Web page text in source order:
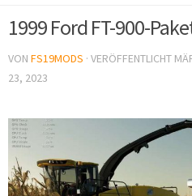
1999 Ford FT-900-
VON FS19MODS · VERÖFFENTLICHT
23, 2023